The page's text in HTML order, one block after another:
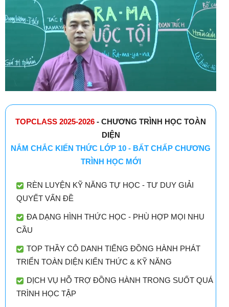
TOPCLASS 2025-2026 - CHƯƠNG TRÌNH HỌC TOÀN
DIỆN
NẮM CHẮC KIẾN THỨC LỚP 10 - BẤT CHẤP CHƯƠNG
TRÌNH HỌC MỚI
RÈN LUYỆN KỸ NĂNG TỰ HỌC - TƯ DUY GIẢI
QUYẾT VẤN ĐỀ
ĐA DẠNG HÌNH THỨC HỌC - PHÙ HỢP MỌI NHU
CẦU
TOP THẦY CÔ DANH TIẾNG ĐỒNG HÀNH PHÁT
TRIỂN TOÀN DIỆN KIẾN THỨC & KỸ NĂNG
DỊCH VỤ HỖ TRỢ ĐỒNG HÀNH TRONG SUỐT QUÁ
TRÌNH HỌC TẬP